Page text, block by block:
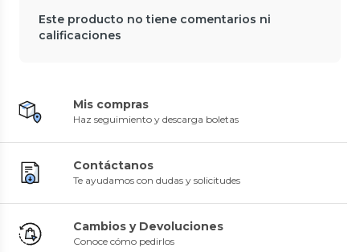
Este producto no tiene comentarios ni
calificaciones
Mis compras
Haz seguimiento y descarga boletas
Contáctanos
Te ayudamos con dudas y solicitudes
Cambios y Devoluciones
Conoce cómo pedirlos